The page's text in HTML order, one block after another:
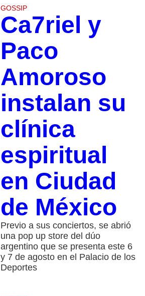
GOSSIP
Ca7riel y
Paco
Amoroso
instalan su
clínica
espiritual
en Ciudad
de México
Previo a sus conciertos, se abrió
una pop up store del dúo
argentino que se presenta este 6
y 7 de agosto en el Palacio de los
Deportes